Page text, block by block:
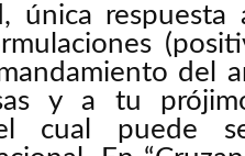
única
del
y a tu
cual puede